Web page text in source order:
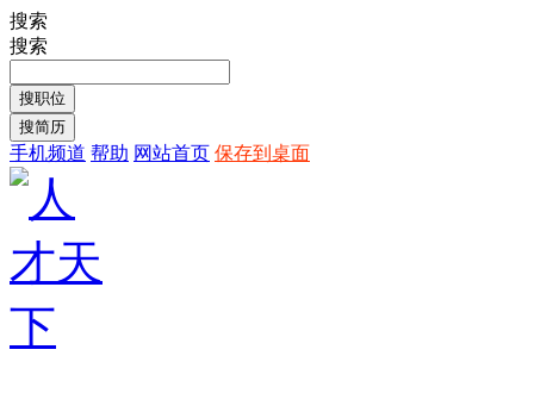
搜索
搜索
手机频道 帮助 网站首页 保存到桌面